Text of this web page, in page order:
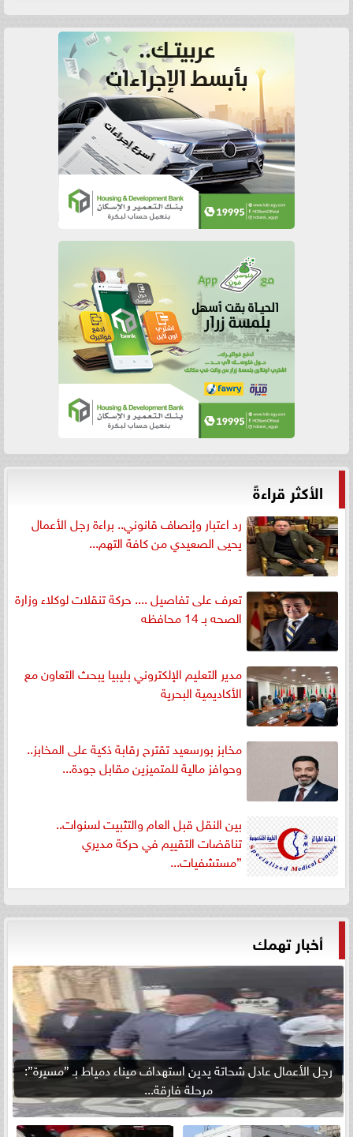
الأكثر قراءةً
رد اعتبار وإنصاف قانوني.. براءة رجل الأعمال
يحيى الصعيدي من كافة التهم...
تعرف على تفاصيل .... حركة تنقلات لوكلاء وزارة
الصحه بـ 14 محافظه
مدير التعليم الإلكتروني بليبيا يبحث التعاون مع
الأكاديمية البحرية
مخابز بورسعيد تقترح رقابة ذكية على المخابز..
وحوافز مالية للمتميزين مقابل جودة...
بين النقل قبل العام والتثبيت لسنوات..
تناقضات التقييم في حركة مديري
”مستشفيات...
أخبار تهمك
رجل الأعمال عادل شحاتة يدين استهداف ميناء دمياط بـ ”مسيرة”:
مرحلة فارقة...